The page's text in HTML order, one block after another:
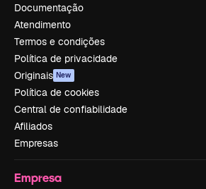
Documentação
Atendimento
Termos e condições
Política de privacidade
Originais New
Política de cookies
Central de confiabilidade
Afiliados
Empresas
Empresa